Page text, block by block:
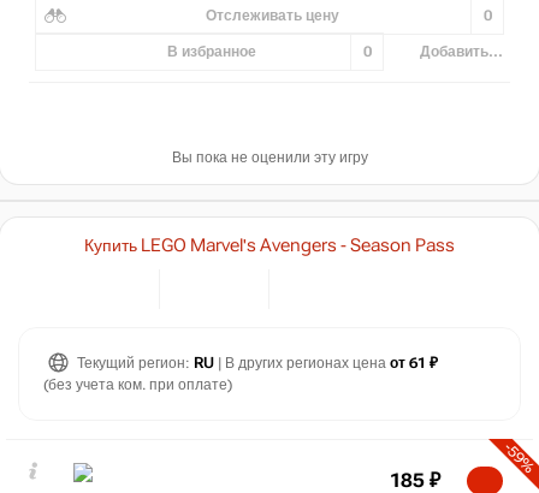
Отслеживать цену 0
В избранное 0 Добавить...
Вы пока не оценили эту игру
Купить LEGO Marvel's Avengers - Season Pass
Текущий регион: RU | В других регионах цена от 61 ₽
(без учета ком. при оплате)
-59%
185 ₽